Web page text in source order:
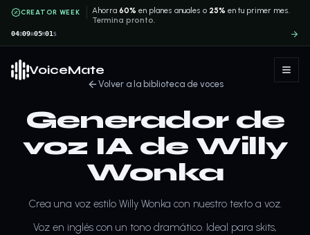
CREATOR WEEK Ahorra60% en planes anuales o 25% en tu primer mes.
Termina pronto.
04D09H 05M01 S
VoiceMate
Volver a la biblioteca de voces
Generador de
voz IA de Willy
Wonka
Crea una voz estilo Willy Wonka con nuestro texto a voz.
Voz en inglés con un tono dramático. Ideal para skits,